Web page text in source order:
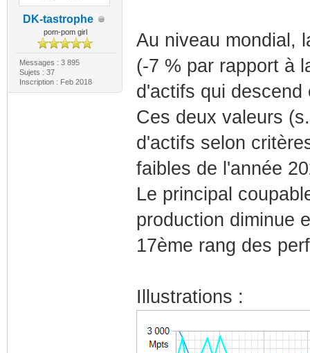
DK-tastrophe
pom-pom girl
Messages : 3 895
Sujets : 37
Inscription : Feb 2018
Au niveau mondial,
(-7 % par rapport à
d'actifs qui
Ces deux valeurs
d'actifs selon
faibles de l'année
Le principal
production diminue
17ème rang des
Illustrations :